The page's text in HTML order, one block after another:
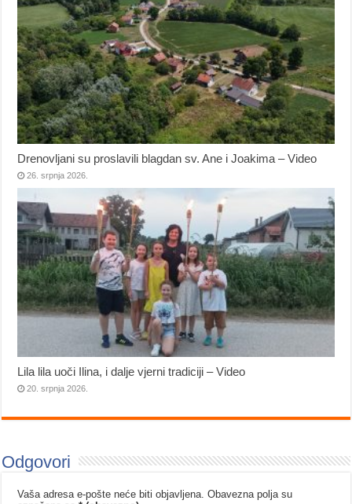
Drenovljani su proslavili blagdan sv. Ane i Joakima – Video
26. srpnja 2026.
Lila lila uoči Ilina, i dalje vjerni tradiciji – Video
20. srpnja 2026.
Odgovori
Vaša adresa e-pošte neće biti objavljena. Obavezna polja su